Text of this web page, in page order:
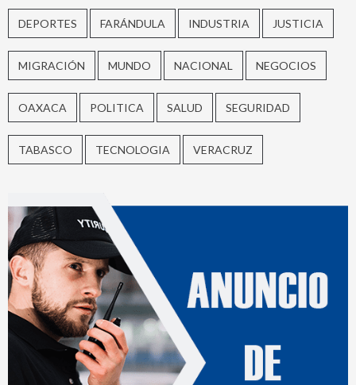
DEPORTES FARÁNDULA INDUSTRIA JUSTICIA
MIGRACIÓN MUNDO NACIONAL NEGOCIOS
OAXACA POLITICA SALUD SEGURIDAD
TABASCO TECNOLOGIA VERACRUZ